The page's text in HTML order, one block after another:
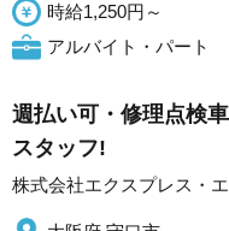
時給1,250円～
アルバイト・パート
週払い可・修理点検
スタッフ!
株式会社エクスプレス・